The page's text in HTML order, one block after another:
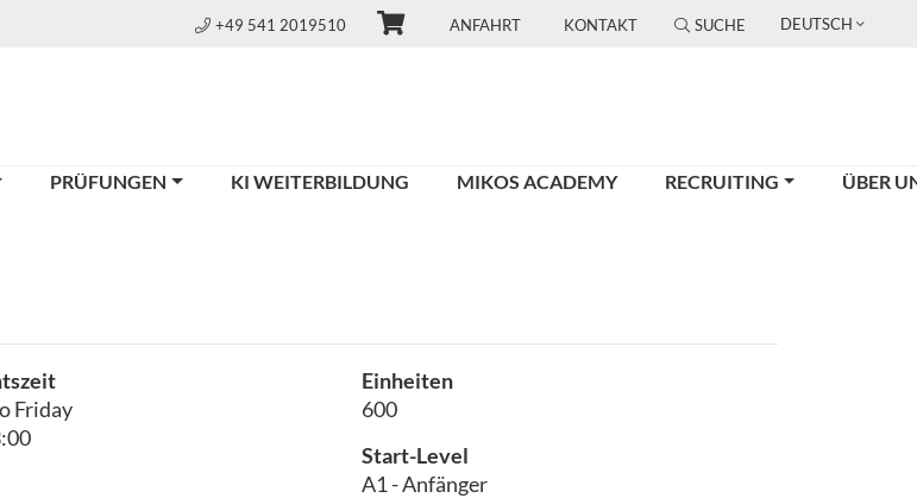
+49 541 2019510 ANFAHRT KONTAKT SUCHE DEUTSCH
PRÜFUNGEN KI WEITERBILDUNG MIKOS ACADEMY RECRUITING ÜBER
Friday
Einheiten
600
Start-Level
A1 - Anfänger